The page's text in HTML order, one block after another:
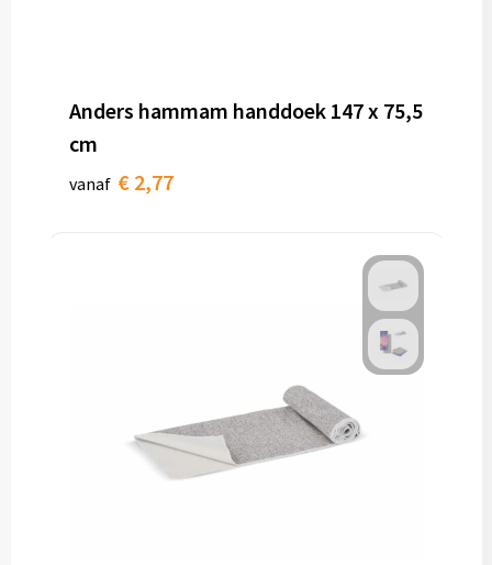
Anders hammam handdoek 147 x 75,5
cm
vanaf € 2,77